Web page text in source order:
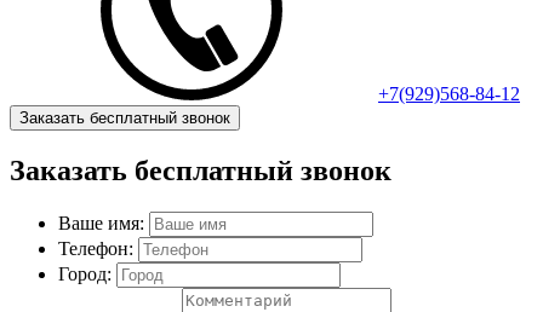
+7(929)568-84-12
Заказать бесплатный звонок
Заказать бесплатный звонок
Ваше имя:
Телефон:
Город: